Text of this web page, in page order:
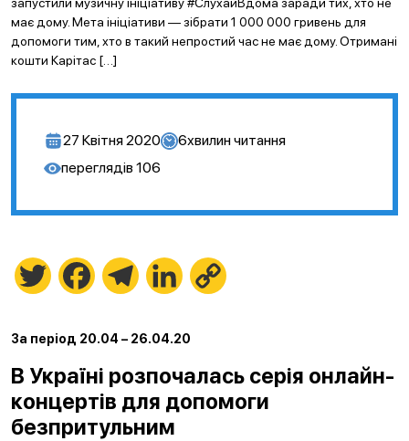
має дому. Мета ініціативи — зібрати 1 000 000 гривень для
допомоги тим, хто в такий непростий час не має дому. Отримані
кошти Карітас […]
27 Квітня 2020 6хвилин читання
переглядів 106
Twitter FacebookTelegramLinkedIn
За період 20.04 – 26.04.20
В Україні розпочалась серія онлайн-
концертів для допомоги
безпритульним